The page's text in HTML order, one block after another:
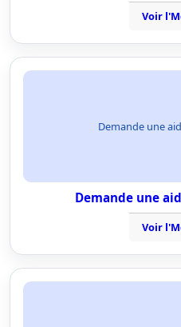
Voir
Demande une
Demande une
Voir